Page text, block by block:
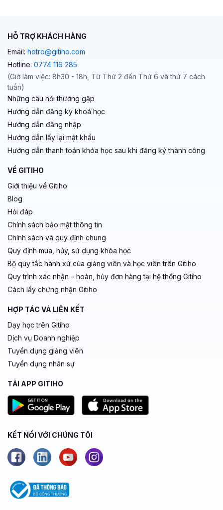
HỖ TRỢ KHÁCH HÀNG
Email: hotro@gitiho.com
Hotline: 0774 116 285
(Giờ làm việc: 8h30 - 18h, Từ Thứ 2 đến Thứ 6 và thứ 7 cách
tuần)
Những câu hỏi thường gặp
Hướng dẫn đăng ký khoá học
Hướng dẫn đăng nhập
Hướng dẫn lấy lại mật khẩu
Hướng dẫn thanh toán khóa học sau khi đăng ký thành công
VỀ GITIHO
Giới thiệu về Gitiho
Blog
Hỏi đáp
Chính sách bảo mật thông tin
Chính sách và quy định chung
Quy định mua, hủy, sử dụng khóa học
Bộ quy tắc hành xử của giảng viên và học viên trên Gitiho
Quy trình xác nhận – hoàn, hủy đơn hàng tại hệ thống Gitiho
Cách lấy chứng nhận Gitiho
HỢP TÁC VÀ LIÊN KẾT
Dạy học trên Gitiho
Dịch vụ Doanh nghiệp
Tuyển dụng giảng viên
Tuyển dụng nhân sự
TẢI APP GITIHO
KẾT NỐI VỚI CHÚNG TÔI